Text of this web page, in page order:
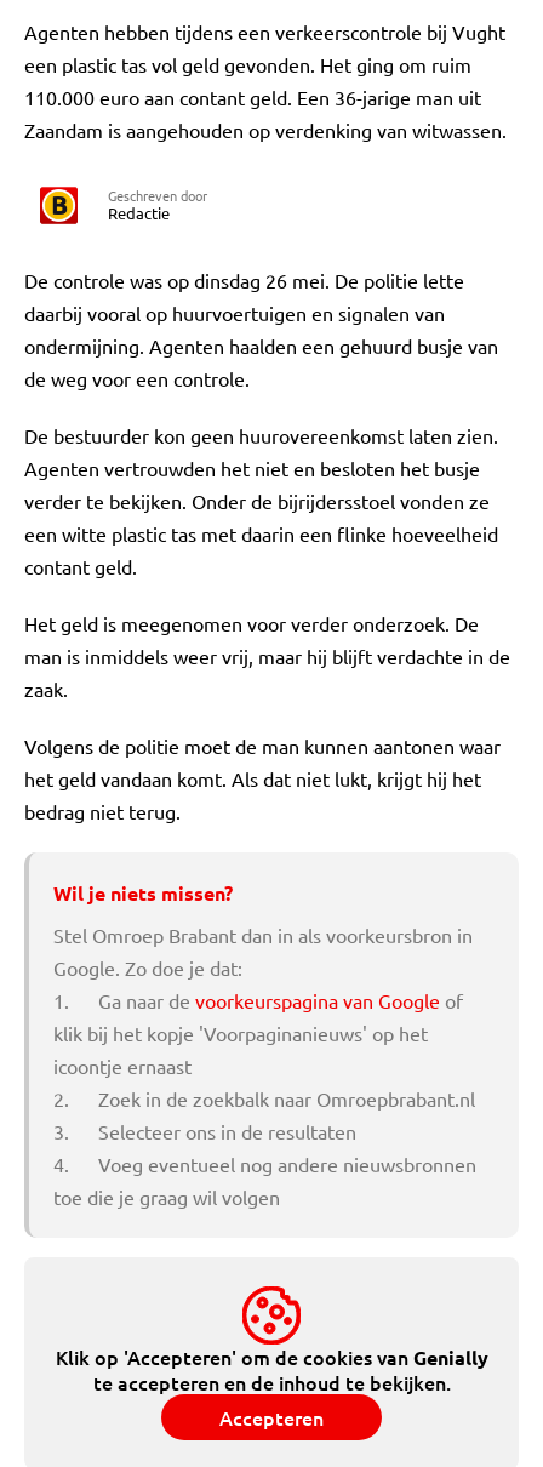
Agenten hebben tijdens een verkeerscontrole bij Vught
een plastic tas vol geld gevonden. Het ging om ruim
110.000 euro aan contant geld. Een 36-jarige man uit
Zaandam is aangehouden op verdenking van witwassen.
Geschreven door
Redactie
De controle was op dinsdag 26 mei. De politie lette
daarbij vooral op huurvoertuigen en signalen van
ondermijning. Agenten haalden een gehuurd busje van
de weg voor een controle.
De bestuurder kon geen huurovereenkomst laten zien.
Agenten vertrouwden het niet en besloten het busje
verder te bekijken. Onder de bijrijdersstoel vonden ze
een witte plastic tas met daarin een flinke hoeveelheid
contant geld.
Het geld is meegenomen voor verder onderzoek. De
man is inmiddels weer vrij, maar hij blijft verdachte in de
zaak.
Volgens de politie moet de man kunnen aantonen waar
het geld vandaan komt. Als dat niet lukt, krijgt hij het
bedrag niet terug.
Wil je niets missen?
Stel Omroep Brabant dan in als voorkeursbron in
Google. Zo doe je dat:
1. Ga naar de voorkeurspagina van Google of
klik bij het kopje 'Voorpaginanieuws' op het
icoontje ernaast
2. Zoek in de zoekbalk naar Omroepbrabant.nl
3. Selecteer ons in de resultaten
4. Voeg eventueel nog andere nieuwsbronnen
toe die je graag wil volgen
Klik op 'Accepteren' om de cookies vanGenially
te accepteren en de inhoud te bekijken.
Accepteren